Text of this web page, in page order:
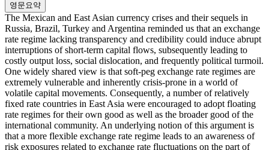
영문요약
The Mexican and East Asian currency crises and their sequels in
Russia, Brazil, Turkey and Argentina reminded us that an exchange
rate regime lacking transparency and credibility could induce abrupt
interruptions of short-term capital flows, subsequently leading to
costly output loss, social dislocation, and frequently political turmoil.
One widely shared view is that soft-peg exchange rate regimes are
extremely vulnerable and inherently crisis-prone in a world of
volatile capital movements. Consequently, a number of relatively
fixed rate countries in East Asia were encouraged to adopt floating
rate regimes for their own good as well as the broader good of the
international community. An underlying notion of this argument is
that a more flexible exchange rate regime leads to an awareness of
risk exposures related to exchange rate fluctuations on the part of